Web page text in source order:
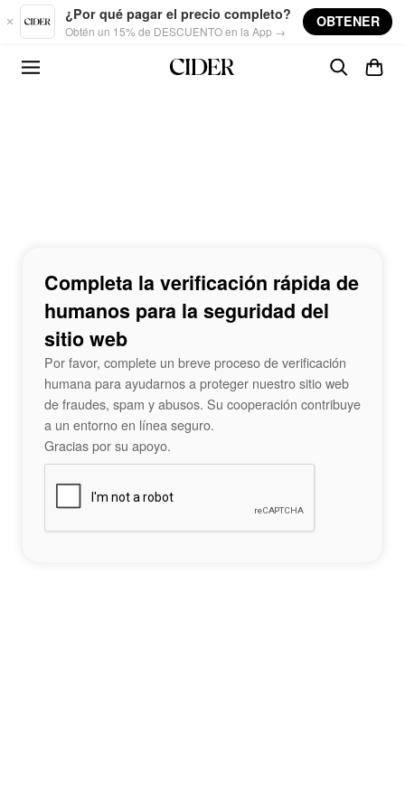
Skip to main content
¿Por qué pagar el precio completo?
Obtén un 15% de DESCUENTO en la App →
OBTENER
Completa la verificación rápida de
humanos para la seguridad del
sitio web
Por favor, complete un breve proceso de verificación
humana para ayudarnos a proteger nuestro sitio web
de fraudes, spam y abusos. Su cooperación contribuye
a un entorno en línea seguro.
Gracias por su apoyo.